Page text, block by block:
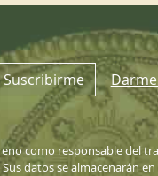
Suscribirme
como responsable del
datos se almacenarán